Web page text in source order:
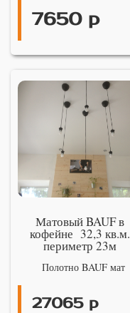
7650 р
Матовый BAUF в
кофейне 32,3 кв.м.
периметр 23м
Полотно BAUF мат
27065 р